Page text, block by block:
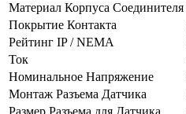
Материал Корпуса Соединителя
Покрытие Контакта
Рейтинг IP / NEMA
Ток
Номинальное Напряжение
Монтаж Разъема Датчика
Размер Разъема для Датчика